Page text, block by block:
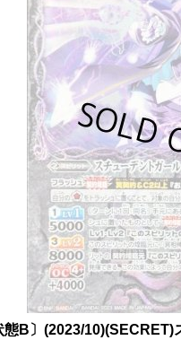
態B〕(2023/10)(SECRET)